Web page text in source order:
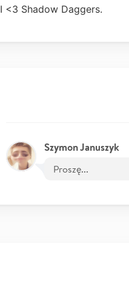
I <3 Shadow Daggers.
Szymon Januszyk
Proszę...